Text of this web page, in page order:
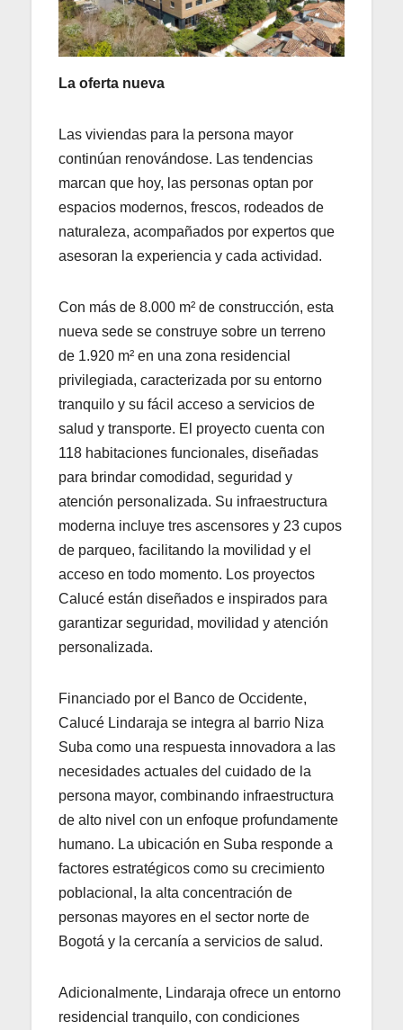
La oferta nueva
Las viviendas para la persona mayor
continúan renovándose. Las tendencias
marcan que hoy, las personas optan por
espacios modernos, frescos, rodeados de
naturaleza, acompañados por expertos que
asesoran la experiencia y cada actividad.
Con más de 8.000 m² de construcción, esta
nueva sede se construye sobre un terreno
de 1.920 m² en una zona residencial
privilegiada, caracterizada por su entorno
tranquilo y su fácil acceso a servicios de
salud y transporte. El proyecto cuenta con
118 habitaciones funcionales, diseñadas
para brindar comodidad, seguridad y
atención personalizada. Su infraestructura
moderna incluye tres ascensores y 23 cupos
de parqueo, facilitando la movilidad y el
acceso en todo momento. Los proyectos
Calucé están diseñados e inspirados para
garantizar seguridad, movilidad y atención
personalizada.
Financiado por el Banco de Occidente,
Calucé Lindaraja se integra al barrio Niza
Suba como una respuesta innovadora a las
necesidades actuales del cuidado de la
persona mayor, combinando infraestructura
de alto nivel con un enfoque profundamente
humano. La ubicación en Suba responde a
factores estratégicos como su crecimiento
poblacional, la alta concentración de
personas mayores en el sector norte de
Bogotá y la cercanía a servicios de salud.
Adicionalmente, Lindaraja ofrece un entorno
residencial tranquilo, con condiciones